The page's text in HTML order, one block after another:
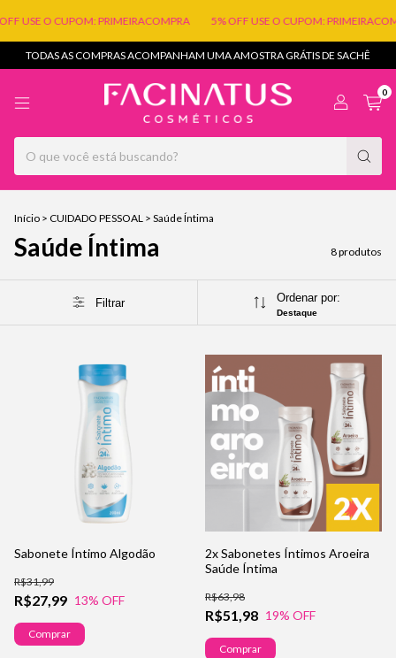
USE O CUPOM: PRIMEIRACOMPRA 5% OFF USE O CUPOM:
TODAS AS COMPRAS ACOMPANHAM UMA AMOSTRA GRÁTIS DE SACHÊ
0
Início > CUIDADO PESSOAL > Saúde Íntima
Saúde Íntima 8 produtos
Filtrar Ordenar por:
Destaque
Sabonete Íntimo Algodão
R$27,99
R$31,99
13% OFF
Comprar
2x Sabonetes Íntimos Aroeira
Saúde Íntima
R$51,98
R$63,98
19% OFF
Comprar